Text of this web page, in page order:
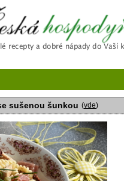
Česká hospodyňka
sušenou šunkou (vde)